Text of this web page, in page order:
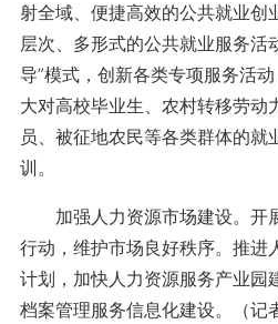
射全域、便捷高效的公共就业创
层次、多形式的公共就业服务活
导”模式，创新各类专项服务活
大对高校毕业生、农村转移劳动
员、被征地农民等各类群体的就
训。
加强人力资源市场建设。开
行动，维护市场良好秩序。推进
计划，加快人力资源服务产业园
档案管理服务信息化建设。（记